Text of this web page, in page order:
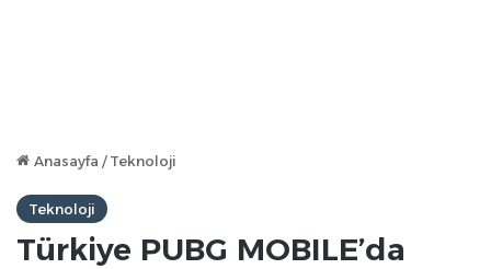
Anasayfa / Teknoloji
Teknoloji
Türkiye PUBG MOBILE’da